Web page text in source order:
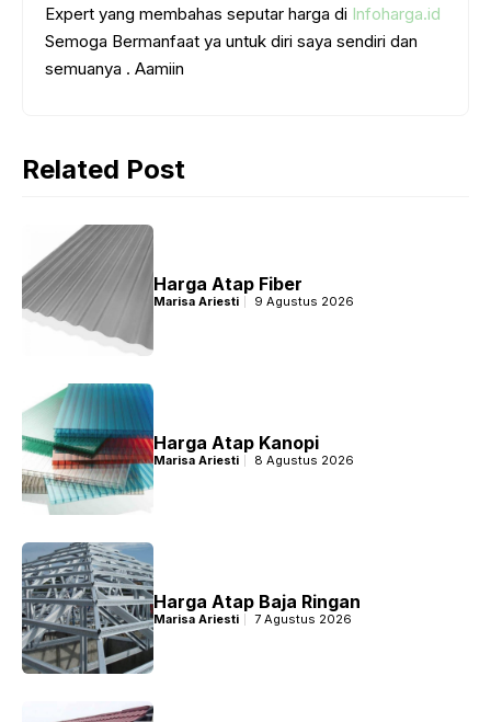
o p
p
g
e
r
m
Expert yang membahas seputar harga di Infoharga.id
Semoga Bermanfaat ya untuk diri saya sendiri dan
semuanya . Aamiin
Related Post
Harga Atap Fiber
Marisa Ariesti 9 Agustus 2026
Harga Atap Kanopi
Marisa Ariesti 8 Agustus 2026
Harga Atap Baja Ringan
Marisa Ariesti 7 Agustus 2026